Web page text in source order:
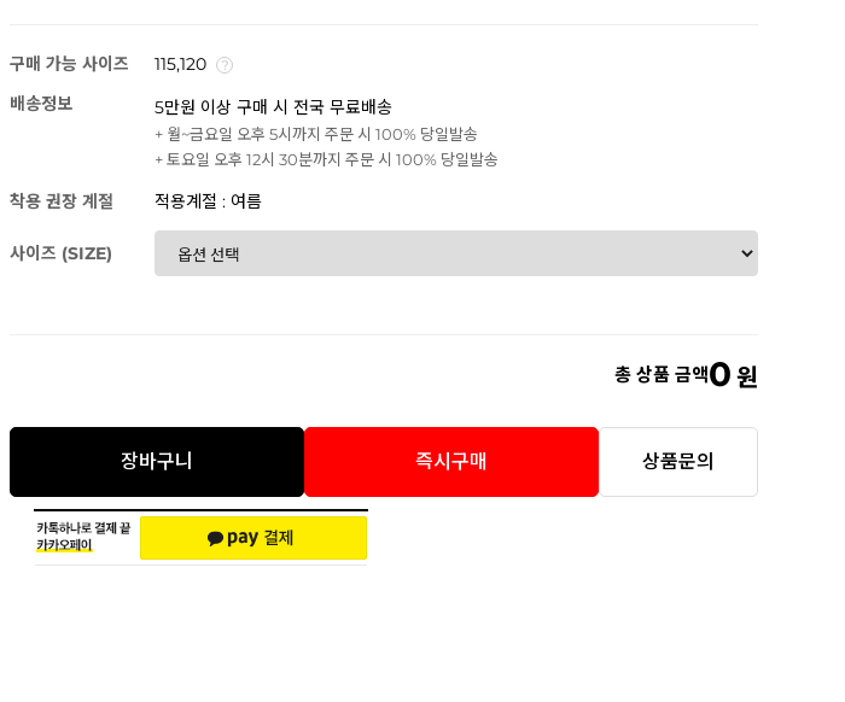
구매 가능 사이즈
115,120
배송정보
5만원 이상 구매 시 전국 무료배송
+ 월~금요일 오후 5시까지 주문 시 100% 당일발송
+ 토요일 오후 12시 30분까지 주문 시 100% 당일발송
착용 권장 계절 적용계절 : 여름
사이즈 (SIZE)
총 상품 금액0 원
장바구니 즉시구매 상품문의